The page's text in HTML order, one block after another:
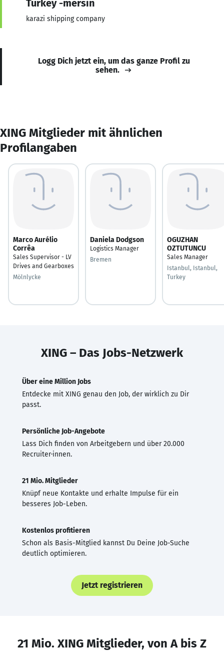
Turkey -mersin
karazi shipping company
Logg Dich jetzt ein, um das ganze Profil zu
sehen.
XING Mitglieder mit ähnlichen
Profilangaben
Marco Aurélio
Corrêa
Sales Supervisor - LV
Drives and Gearboxes
Mölnlycke
Daniela Dodgson
Logistics Manager
Bremen
OGUZHAN
OZTUTUNCU
Sales Manager
Istanbul, Istanbul,
Turkey
XING – Das Jobs-Netzwerk
Über eine Million Jobs
Entdecke mit XING genau den Job, der wirklich zu Dir
passt.
Persönliche Job-Angebote
Lass Dich finden von Arbeitgebern und über 20.000
Recruiter·innen.
21 Mio. Mitglieder
Knüpf neue Kontakte und erhalte Impulse für ein
besseres Job-Leben.
Kostenlos profitieren
Schon als Basis-Mitglied kannst Du Deine Job-Suche
deutlich optimieren.
Jetzt registrieren
21 Mio. XING Mitglieder, von A bis Z